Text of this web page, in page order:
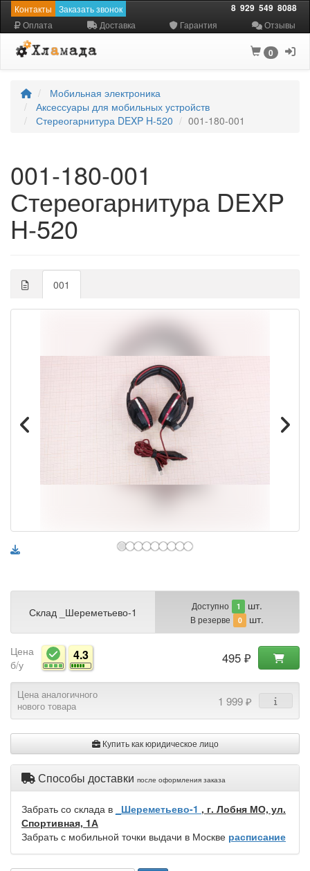
Контакты Заказать звонок 8 929 549 8088
Оплата Доставка Гарантия Отзывы
0
Мобильная электроника
Аксессуары для мобильных устройств
Стереогарнитура DEXP H-520
001-180-001
001-180-001
Стереогарнитура DEXP
H-520
001
Склад _Шереметьево-1 Доступно 1 шт.
В резерве 0 шт.
Цена
б/у
4.3 495 ₽
Цена аналогичного
нового товара
1 999 ₽
Купить как юридическое лицо
Способы доставки после оформления заказа
Забрать со склада в _Шереметьево-1 , г. Лобня МО, ул.
Спортивная, 1А
Забрать с мобильной точки выдачи в Москве расписание